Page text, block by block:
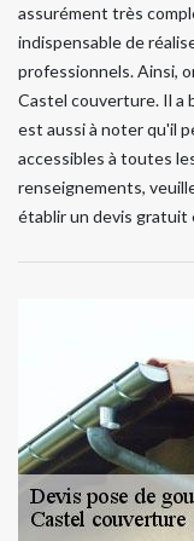
assurément très
indispensable de
professionnels. Ainsi,
Castel couverture. Il a
est aussi à noter qu'il
accessibles à toutes
renseignements,
établir un devis gratuit